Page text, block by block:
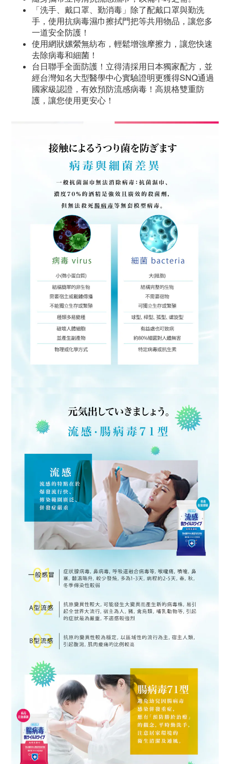
「洗手、戴口罩、勤消毒」除了配戴口罩與勤洗
手，使用抗病毒濕巾擦拭門把等共用物品，讓您多
一道安全防護！
使用網狀嫘縈無紡布，輕鬆增強摩擦力，讓您快速
去除病毒和細菌！
台日聯手全面防護！立得清採用日本獨家配方，並
經台灣知名大型醫學中心實驗證明更獲得SNQ通過
國家級認證，有效預防流感病毒！高規格雙重防
護，讓您使用更安心！